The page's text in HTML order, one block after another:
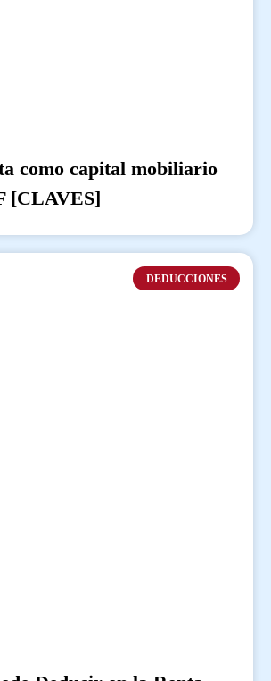
como capital mobiliario
[CLAVES]
DEDUCCIONES